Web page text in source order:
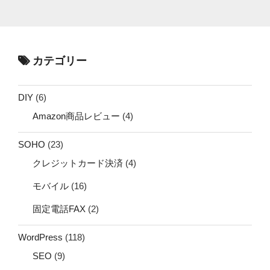
カテゴリー
DIY (6)
Amazon商品レビュー (4)
SOHO (23)
クレジットカード決済 (4)
モバイル (16)
固定電話FAX (2)
WordPress (118)
SEO (9)